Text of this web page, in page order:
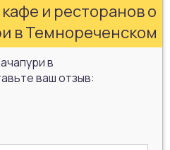
и ресторанов о
в Темнореченском
в
ваш отзыв: